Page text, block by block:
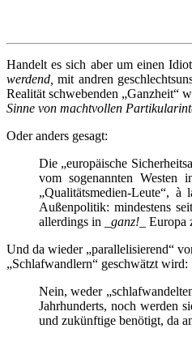
Handelt es sich aber um einen
werdend, mit andren
Realität schwebenden „Ganzheit“
Sinne von machtvollen
Oder anders gesagt:
Die „europäische
vom sogenannten
„Qualitätsmedien-Leute“,
Außenpolitik: mindestens
allerdings in _ ganz! _
Und da wieder „parallelisierend“
„Schlafwandlern“ geschwätzt wird:
Nein, weder
Jahrhunderts, noch werden
und zukünftige benötigt, da